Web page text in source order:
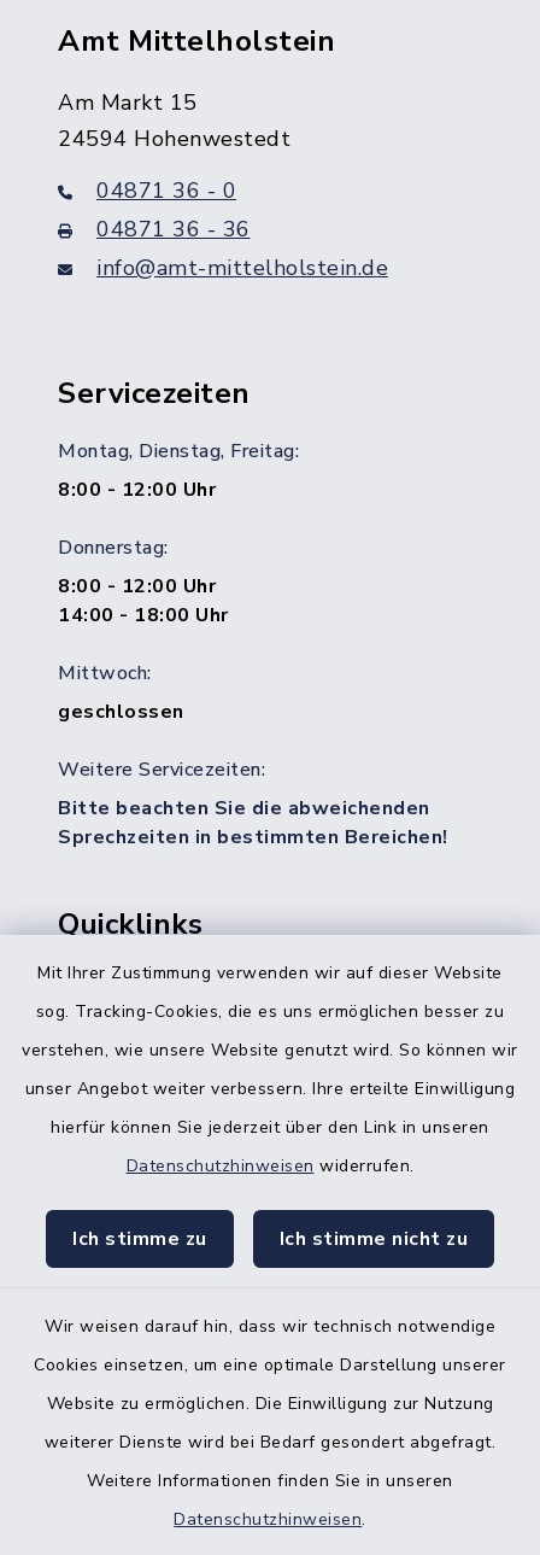
Mit Ihrer Zustimmung verwenden wir auf dieser Website
sog. Tracking-Cookies, die es uns ermöglichen besser zu
verstehen, wie unsere Website genutzt wird. So können wir
unser Angebot weiter verbessern. Ihre erteilte Einwilligung
hierfür können Sie jederzeit über den Link in unseren
Datenschutzhinweisen widerrufen.
Ich stimme zu Ich stimme nicht zu
Wir weisen darauf hin, dass wir technisch notwendige
Cookies einsetzen, um eine optimale Darstellung unserer
Website zu ermöglichen. Die Einwilligung zur Nutzung
weiterer Dienste wird bei Bedarf gesondert abgefragt.
Weitere Informationen finden Sie in unseren
Datenschutzhinweisen.
Amt Mittelholstein
Am Markt 15
24594 Hohenwestedt
04871 36 - 0
04871 36 - 36
info@amt-mittelholstein.de
Servicezeiten
Montag, Dienstag, Freitag:
8:00 - 12:00 Uhr
Donnerstag:
8:00 - 12:00 Uhr
14:00 - 18:00 Uhr
Mittwoch:
geschlossen
Weitere Servicezeiten:
Bitte beachten Sie die abweichenden
Sprechzeiten in bestimmten Bereichen!
Quicklinks
Bürgerbüro Hohenwestedt
Bürgerbüro Hanerau-Hademarschen
Nebenstelle Padenstedt
Gleichstellungsbüro
Barrierefreiheit